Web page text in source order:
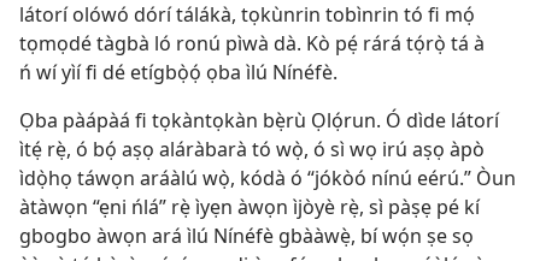
látorí olówó dórí tálákà, tọkùnrin tobìnrin tó fi mọ́
tọmọdé tàgbà ló ronú pìwà dà. Kò pẹ́ rárá tọ́rọ̀ tá à
ń wí yìí fi dé etígbọ̀ọ́ ọba ìlú Nínéfè.
Ọba pàápàá fi tọkàntọkàn bẹ̀rù Ọlọ́run. Ó dìde látorí
ìtẹ́ rẹ̀, ó bọ́ aṣọ aláràbarà tó wọ̀, ó sì wọ irú aṣọ àpò
ìdọ̀họ táwọn aráàlú wọ̀, kódà ó “jókòó nínú eérú.” Òun
àtàwọn “ẹni ńlá” rẹ̀ ìyẹn àwọn ìjòyè rẹ̀, sì pàṣẹ pé kí
gbogbo àwọn ará ìlú Nínéfè gbààwẹ̀, bí wọ́n ṣe sọ